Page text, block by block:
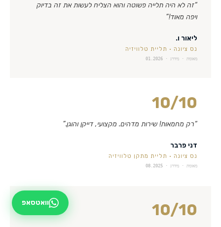
“זה לא היה תלייה פשוטה והוא הצליח לעשות את זה בדיוק
ויפה מאוד!”
ליאור ו.
נס ציונה · תליית טלוויזיה
מאומת · מידרג · 01.2026
10/10
“רק מחמאות! שירות מדהים. מקצועי, דייקן והוגן.”
דני פרבר
נס ציונה · תליית מתקן טלוויזיה
מאומת · מידרג · 08.2025
10/10 וואטסאפ